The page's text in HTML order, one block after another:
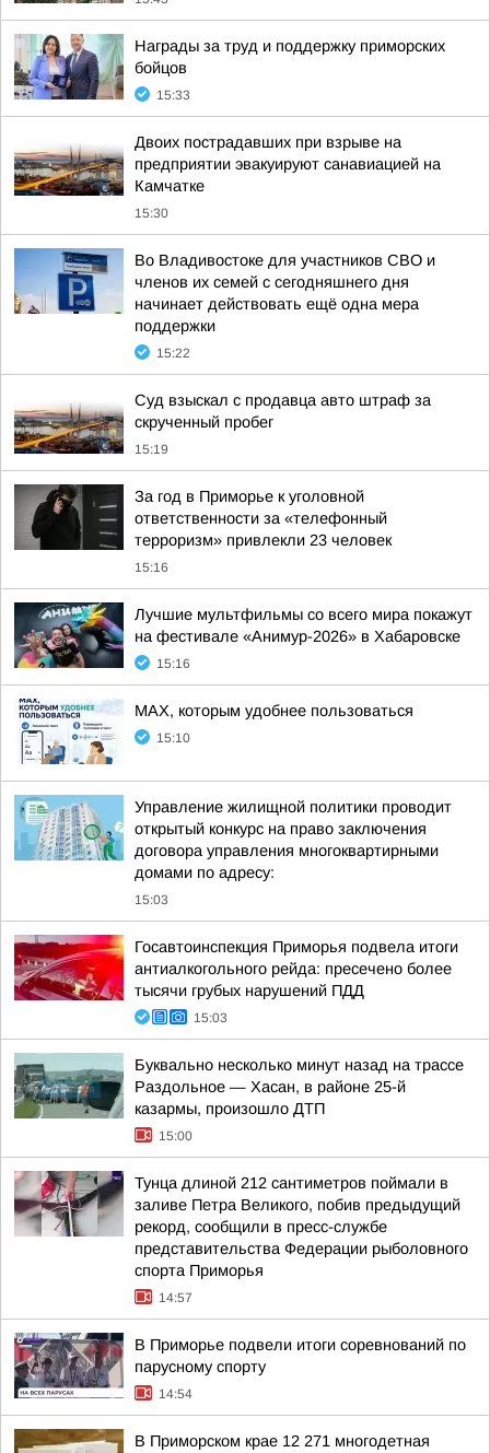
Награды за труд и поддержку приморских
бойцов
15:33
Двоих пострадавших при взрыве на
предприятии эвакуируют санавиацией на
Камчатке
15:30
Во Владивостоке для участников СВО и
членов их семей с сегодняшнего дня
начинает действовать ещё одна мера
поддержки
15:22
Суд взыскал с продавца авто штраф за
скрученный пробег
15:19
За год в Приморье к уголовной
ответственности за «телефонный
терроризм» привлекли 23 человек
15:16
Лучшие мультфильмы со всего мира покажут
на фестивале «Анимур-2026» в Хабаровске
15:16
MAX, которым удобнее пользоваться
15:10
Управление жилищной политики проводит
открытый конкурс на право заключения
договора управления многоквартирными
домами по адресу:
15:03
Госавтоинспекция Приморья подвела итоги
антиалкогольного рейда: пресечено более
тысячи грубых нарушений ПДД
15:03
Буквально несколько минут назад на трассе
Раздольное — Хасан, в районе 25-й
казармы, произошло ДТП
15:00
Тунца длиной 212 сантиметров поймали в
заливе Петра Великого, побив предыдущий
рекорд, сообщили в пресс-службе
представительства Федерации рыболовного
спорта Приморья
14:57
В Приморье подвели итоги соревнований по
парусному спорту
14:54
В Приморском крае 12 271 многодетная